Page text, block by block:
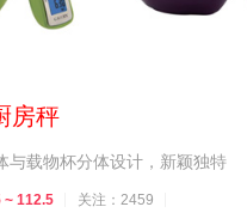
房秤
与载物杯分体设计，新颖独特
~ 112.5 关注：2459